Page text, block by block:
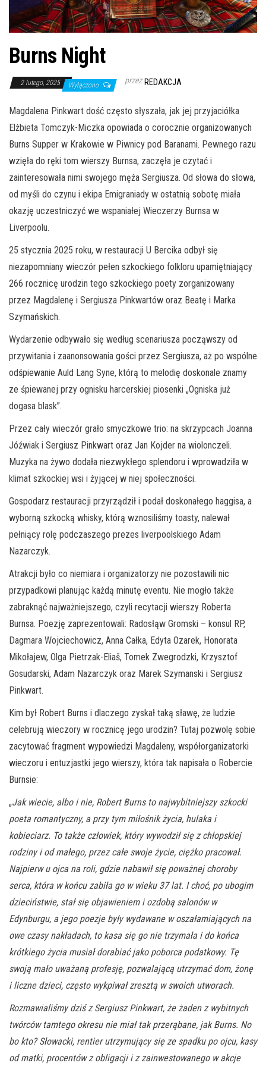
Burns Night
2 lutego, 2025 Wyłączono przez REDAKCJA
Magdalena Pinkwart dość często słyszała, jak jej przyjaciółka
Elżbieta Tomczyk-Miczka opowiada o corocznie organizowanych
Burns Supper w Krakowie w Piwnicy pod Baranami. Pewnego razu
wzięła do ręki tom wierszy Burnsa, zaczęła je czytać i
zainteresowała nimi swojego męża Sergiusza. Od słowa do słowa,
od myśli do czynu i ekipa Emigraniady w ostatnią sobotę miała
okazję uczestniczyć we wspaniałej Wieczerzy Burnsa w
Liverpoolu.
25 stycznia 2025 roku, w restauracji U Bercika odbył się
niezapomniany wieczór pełen szkockiego folkloru upamiętniający
266 rocznicę urodzin tego szkockiego poety zorganizowany
przez Magdalenę i Sergiusza Pinkwartów oraz Beatę i Marka
Szymańskich.
Wydarzenie odbywało się według scenariusza począwszy od
przywitania i zaanonsowania gości przez Sergiusza, aż po wspólne
odśpiewanie Auld Lang Syne, którą to melodię doskonale znamy
ze śpiewanej przy ognisku harcerskiej piosenki „Ogniska już
dogasa blask”.
Przez cały wieczór grało smyczkowe trio: na skrzypcach Joanna
Jóźwiak i Sergiusz Pinkwart oraz Jan Kojder na wiolonczeli.
Muzyka na żywo dodała niezwykłego splendoru i wprowadziła w
klimat szkockiej wsi i żyjącej w niej społeczności.
Gospodarz restauracji przyrządził i podał doskonałego haggisa, a
wyborną szkocką whisky, którą wznosiliśmy toasty, nalewał
pełniący rolę podczaszego prezes liverpoolskiego Adam
Nazarczyk.
Atrakcji było co niemiara i organizatorzy nie pozostawili nic
przypadkowi planując każdą minutę eventu. Nie mogło także
zabraknąć najważniejszego, czyli recytacji wierszy Roberta
Burnsa. Poezję zaprezentowali: Radosłąw Gromski – konsul RP,
Dagmara Wojciechowicz, Anna Całka, Edyta Ozarek, Honorata
Mikołajew, Olga Pietrzak-Eliaš, Tomek Zwegrodzki, Krzysztof
Gosudarski, Adam Nazarczyk oraz Marek Szymanski i Sergiusz
Pinkwart.
Kim był Robert Burns i dlaczego zyskał taką sławę, że ludzie
celebrują wieczory w rocznicę jego urodzin? Tutaj pozwolę sobie
zacytować fragment wypowiedzi Magdaleny, współorganizatorki
wieczoru i entuzjastki jego wierszy, która tak napisała o Robercie
Burnsie:
„Jak wiecie, albo i nie, Robert Burns to najwybitniejszy szkocki
poeta romantyczny, a przy tym miłośnik życia, hulaka i
kobieciarz. To także człowiek, który wywodził się z chłopskiej
rodziny i od małego, przez całe swoje życie, ciężko pracował.
Najpierw u ojca na roli, gdzie nabawił się poważnej choroby
serca, która w końcu zabiła go w wieku 37 lat. I choć, po ubogim
dzieciństwie, stał się objawieniem i ozdobą salonów w
Edynburgu, a jego poezje były wydawane w oszałamiających na
owe czasy nakładach, to kasa się go nie trzymała i do końca
krótkiego życia musiał dorabiać jako poborca podatkowy. Tę
swoją mało uważaną profesję, pozwalającą utrzymać dom, żonę
i liczne dzieci, często wykpiwał zresztą w swoich utworach.
Rozmawialiśmy dziś z Sergiusz Pinkwart, że żaden z wybitnych
twórców tamtego okresu nie miał tak przerąbane, jak Burns. No
bo kto? Słowacki, rentier utrzymujący się ze spadku po ojcu, kasy
od matki, procentów z obligacji i z zainwestowanego w akcje